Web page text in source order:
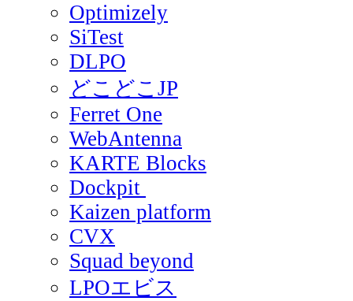
Optimizely
SiTest
DLPO
どこどこJP
Ferret One
WebAntenna
KARTE Blocks
Dockpit
Kaizen platform
CVX
Squad beyond
LPOエビス